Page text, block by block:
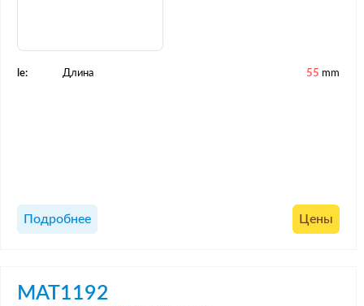
le: Длина 55 mm
Подробнее Цены
MAT1192